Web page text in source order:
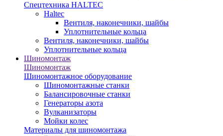
Спецтехника HALTEC
Haltec
Вентиля, наконечники, шайбы
Уплотнительные кольца
Вентиля, наконечники, шайбы
Уплотнительные кольца
Шиномонтаж
Шиномонтаж
Шиномонтажное оборудование
Шиномонтажные станки
Балансировочные станки
Генераторы азота
Вулканизаторы
Мойки колес
Материалы для шиномонтажа